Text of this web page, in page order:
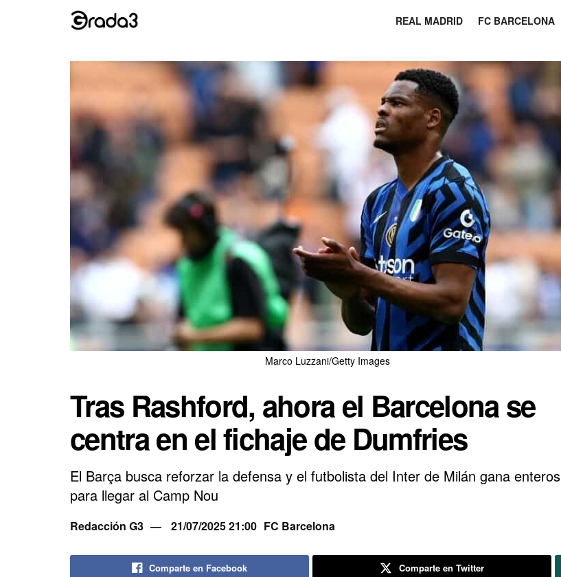
REAL MADRID FC BARCELONA
Marco Luzzani/Getty Images
Tras Rashford, ahora el Barcelona se
centra en el fichaje de Dumfries
El Barça busca reforzar la defensa y el futbolista del Inter de Milán gana enteros
para llegar al Camp Nou
Redacción G3 21/07/2025 21:00 FC Barcelona
Comparte en Facebook Comparte en Twitter